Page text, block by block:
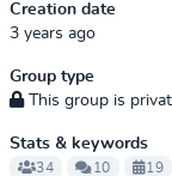
Creation date
3 years ago
Group type
This group is
Stats & keywords
34 10 19